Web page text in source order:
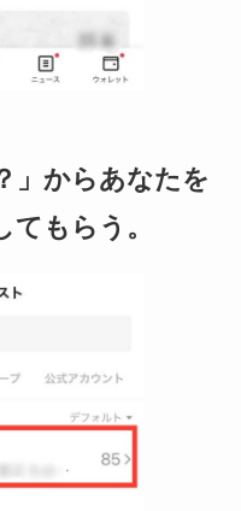
」からあなたを
てもらう。